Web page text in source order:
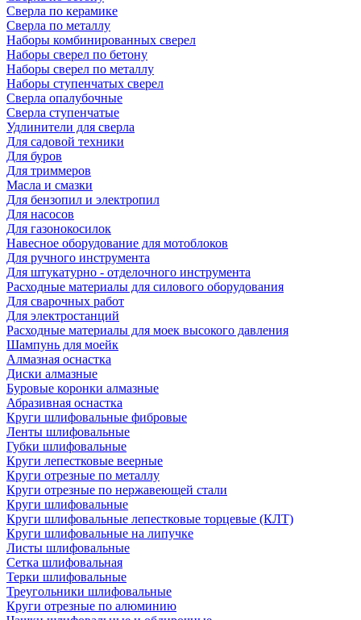
Сверла по керамике
Сверла по металлу
Наборы комбинированных сверел
Наборы сверел по бетону
Наборы сверел по металлу
Наборы ступенчатых сверел
Сверла опалубочные
Сверла ступенчатые
Удлинители для сверла
Для садовой техники
Для буров
Для триммеров
Масла и смазки
Для бензопил и электропил
Для насосов
Для газонокосилок
Навесное оборудование для мотоблоков
Для ручного инструмента
Для штукатурно - отделочного инструмента
Расходные материалы для силового оборудования
Для сварочных работ
Для электростанций
Расходные материалы для моек высокого давления
Шампунь для моейк
Алмазная оснастка
Диски алмазные
Буровые коронки алмазные
Абразивная оснастка
Круги шлифовальные фибровые
Ленты шлифовальные
Губки шлифовальные
Круги лепестковые веерные
Круги отрезные по металлу
Круги отрезные по нержавеющей стали
Круги шлифовальные
Круги шлифовальные лепестковые торцевые (КЛТ)
Круги шлифовальные на липучке
Листы шлифовальные
Сетка шлифовальная
Терки шлифовальные
Треугольники шлифовальные
Круги отрезные по алюминию